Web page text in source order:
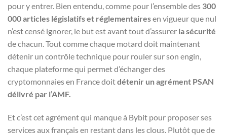
pour y entrer. Bien entendu, comme pour l’ensemble des 300
000 articles législatifs et réglementairesen vigueur que nul
n’est censé ignorer, le but est avant tout d’assurer la sécurité
de chacun. Tout comme chaque motard doit maintenant
détenir un contrôle technique pour rouler sur son engin,
chaque plateforme qui permet d’échanger des
cryptomonnaies en France doitdétenir un agrément PSAN
délivré par l’AMF.
Et c’est cet agrément qui manque à Bybit pour proposer ses
services aux français en restant dans les clous. Plutôt que de